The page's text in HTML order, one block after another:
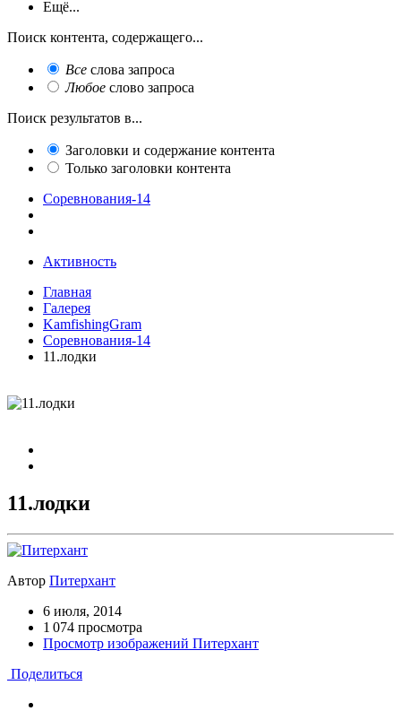
Ещё...
Поиск контента, содержащего...
Все слова запроса
Любое слово запроса
Поиск результатов в...
Заголовки и содержание контента
Только заголовки контента
Соревнования-14
Активность
Главная
Галерея
KamfishingGram
Соревнования-14
11.лодки
11.лодки
Автор Питерхант
6 июля, 2014
1 074 просмотра
Просмотр изображений Питерхант
Поделиться